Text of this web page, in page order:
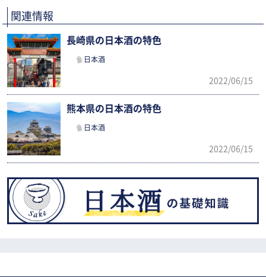
関連情報
長崎県の日本酒の特色
日本酒
2022/06/15
熊本県の日本酒の特色
日本酒
2022/06/15